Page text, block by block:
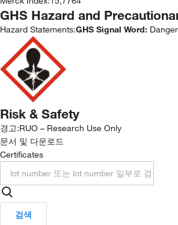
GHS Hazard and
Hazard Statements:GHS Signal Word: Danger
Risk & Safety
경고:RUO – Research Use Only
문서 및 다운로드
Certificates
검색